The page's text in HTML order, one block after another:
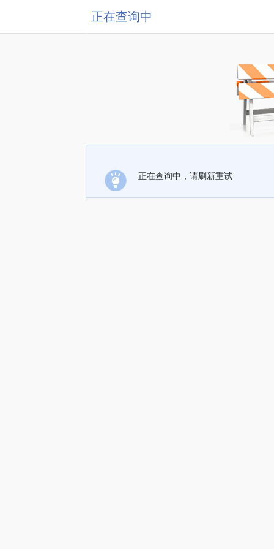
正在查询中
正在查询中，请刷新重试